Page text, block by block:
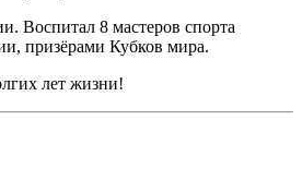
Воспитал 8 мастеров спорта
призёрами Кубков мира.
лет жизни!